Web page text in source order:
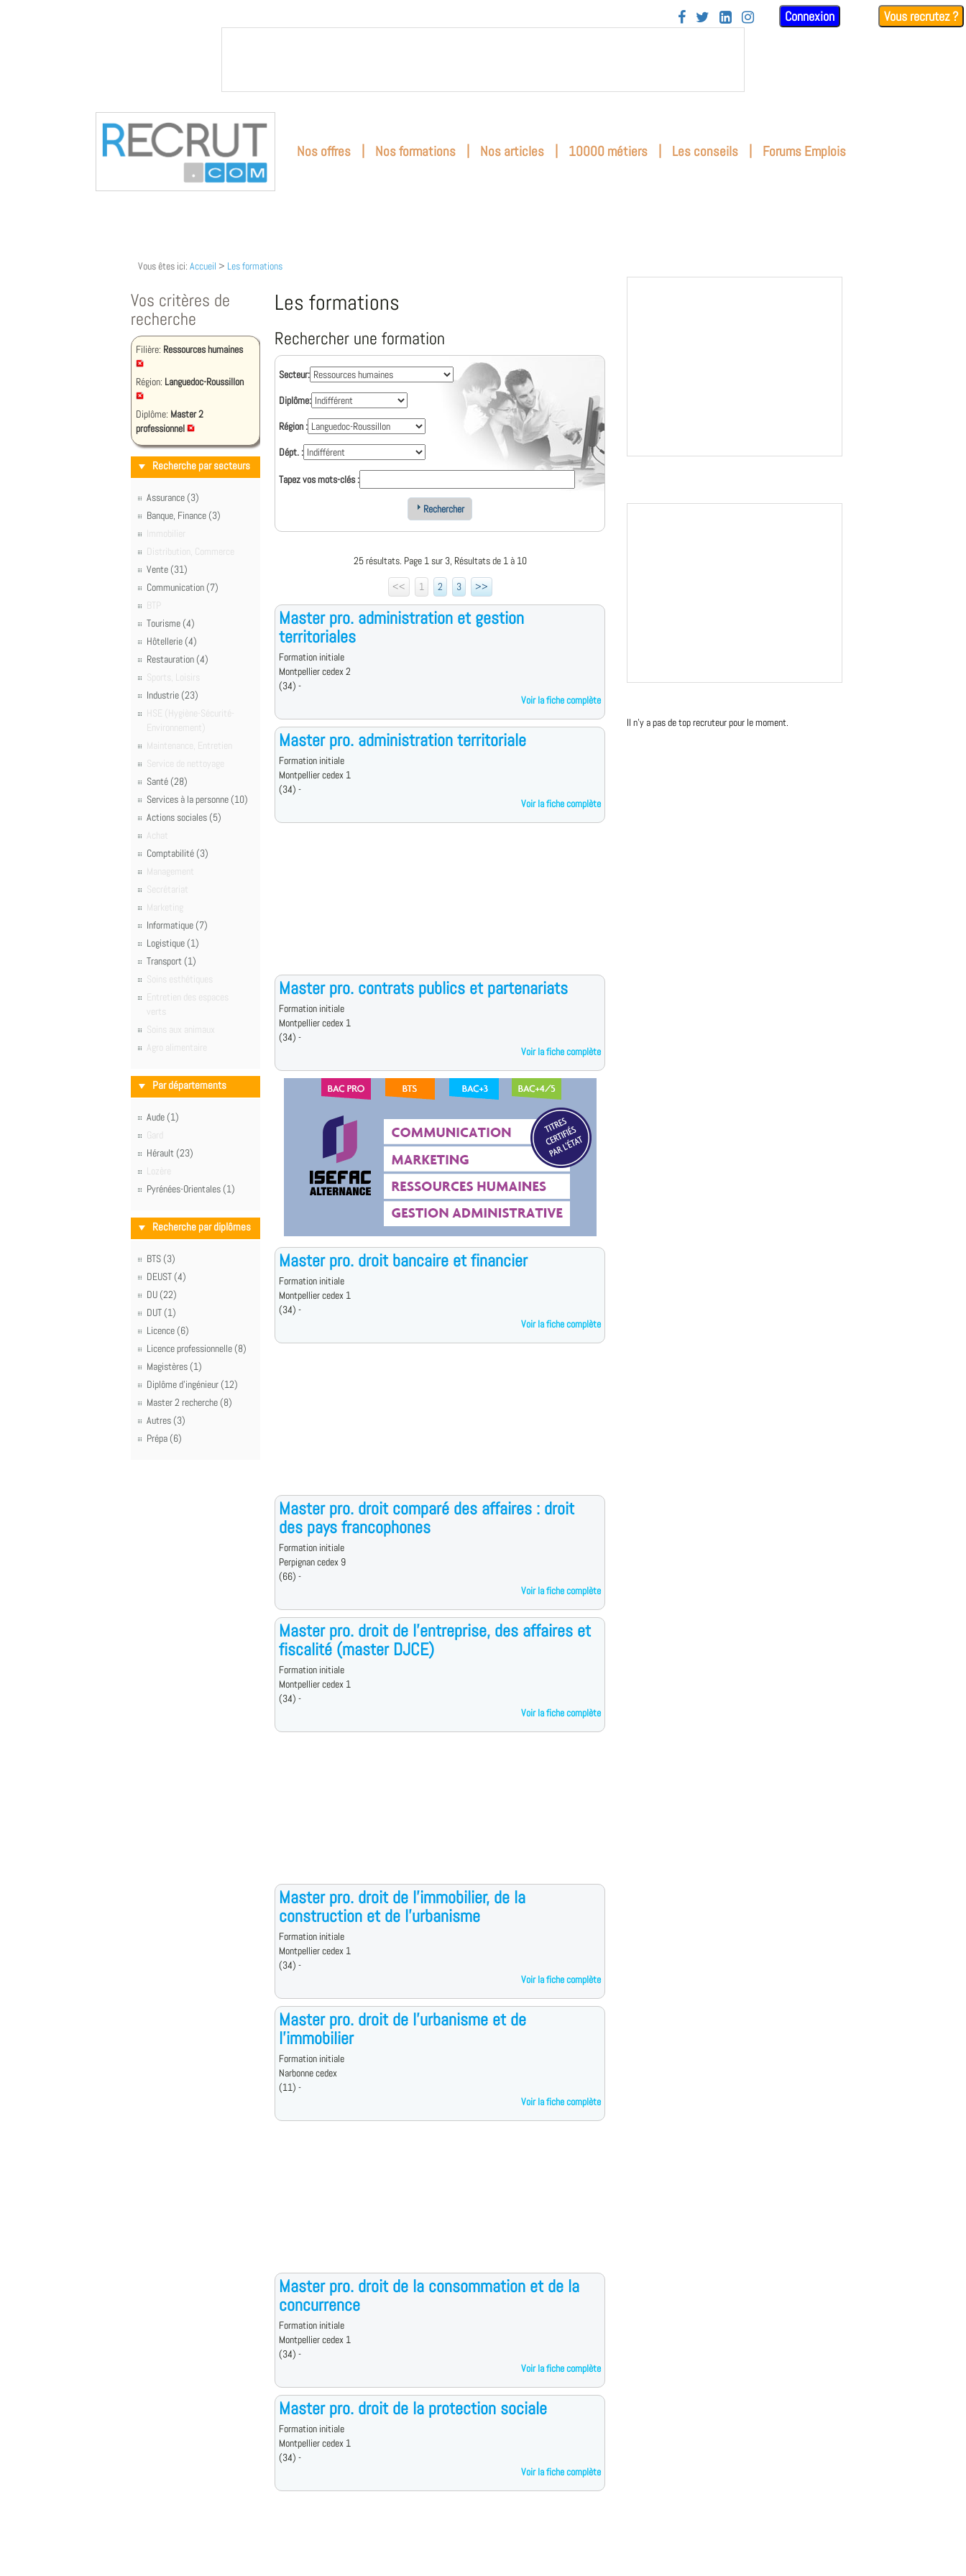
    Connexion Vous recrutez ?
Nos offres | Nos formations | Nos articles | 10000 métiers | Les conseils | Forums Emplois
Vous êtes ici: Accueil > Les formations
Vos critères de
recherche
Filière: Ressources humaines
Région: Languedoc-Roussillon
Diplôme: Master 2
professionnel
Recherche par secteurs
Assurance (3)
Banque, Finance (3)
Immobilier
Distribution, Commerce
Vente (31)
Communication (7)
BTP
Tourisme (4)
Hôtellerie (4)
Restauration (4)
Sports, Loisirs
Industrie (23)
HSE (Hygiène-Sécurité-
Environnement)
Maintenance, Entretien
Service de nettoyage
Santé (28)
Services à la personne (10)
Actions sociales (5)
Achat
Comptabilité (3)
Management
Secrétariat
Marketing
Informatique (7)
Logistique (1)
Transport (1)
Soins esthétiques
Entretien des espaces
verts
Soins aux animaux
Agro alimentaire
Par départements
Aude (1)
Gard
Hérault (23)
Lozère
Pyrénées-Orientales (1)
Recherche par diplômes
BTS (3)
DEUST (4)
DU (22)
DUT (1)
Licence (6)
Licence professionnelle (8)
Magistères (1)
Diplôme d'ingénieur (12)
Master 2 recherche (8)
Autres (3)
Prépa (6)
Les formations
Rechercher une formation
Secteur:
Diplôme:
Région :
Dépt. :
Tapez vos mots-clés :
Rechercher
25 résultats. Page 1 sur 3, Résultats de 1 à 10
<<
1 2 3 >>
Master pro. administration et gestion
territoriales
Formation initiale
Montpellier cedex 2
(34) -
Voir la fiche complète
Master pro. administration territoriale
Formation initiale
Montpellier cedex 1
(34) -
Voir la fiche complète
Master pro. contrats publics et partenariats
Formation initiale
Montpellier cedex 1
(34) -
Voir la fiche complète
Master pro. droit bancaire et financier
Formation initiale
Montpellier cedex 1
(34) -
Voir la fiche complète
Master pro. droit comparé des affaires : droit
des pays francophones
Formation initiale
Perpignan cedex 9
(66) -
Voir la fiche complète
Master pro. droit de l'entreprise, des affaires et
fiscalité (master DJCE)
Formation initiale
Montpellier cedex 1
(34) -
Voir la fiche complète
Master pro. droit de l'immobilier, de la
construction et de l'urbanisme
Formation initiale
Montpellier cedex 1
(34) -
Voir la fiche complète
Master pro. droit de l'urbanisme et de
l'immobilier
Formation initiale
Narbonne cedex
(11) -
Voir la fiche complète
Master pro. droit de la consommation et de la
concurrence
Formation initiale
Montpellier cedex 1
(34) -
Voir la fiche complète
Master pro. droit de la protection sociale
Formation initiale
Montpellier cedex 1
(34) -
Voir la fiche complète
Il n'y a pas de top recruteur pour le moment.